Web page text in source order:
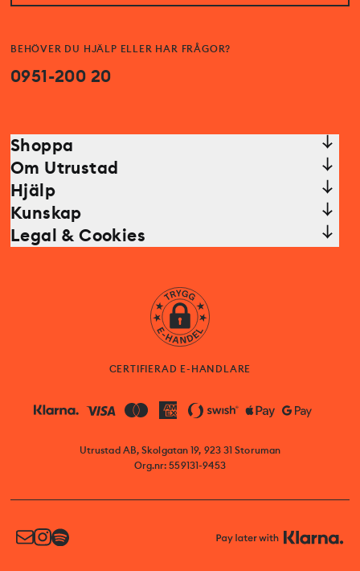
BEHÖVER DU HJÄLP ELLER HAR FRÅGOR?
0951-200 20
Shoppa
Om Utrustad
Hjälp
Kunskap
Legal & Cookies
CERTIFIERAD E-HANDLARE
Utrustad AB, Skolgatan 19, 923 31 Storuman
Org.nr: 559131-9453